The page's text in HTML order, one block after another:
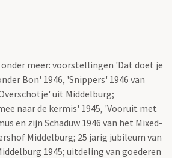
meer: voorstellingen 'Dat doet je
Bon' 1946, 'Snippers' 1946 van
uit Middelburg;
naar de kermis' 1945, 'Vooruit met
en zijn Schaduw 1946 van het Mixed-
Middelburg; 25 jarig jubileum van
1945; uitdeling van goederen